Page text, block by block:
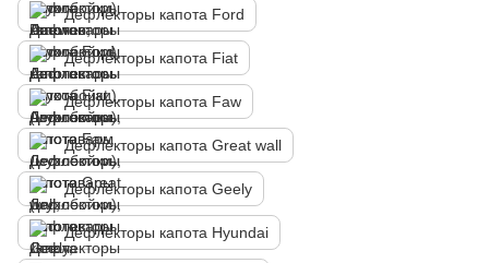
Дефлекторы капота Ford
Дефлекторы капота Fiat
Дефлекторы капота Faw
Дефлекторы капота Great wall
Дефлекторы капота Geely
Дефлекторы капота Hyundai